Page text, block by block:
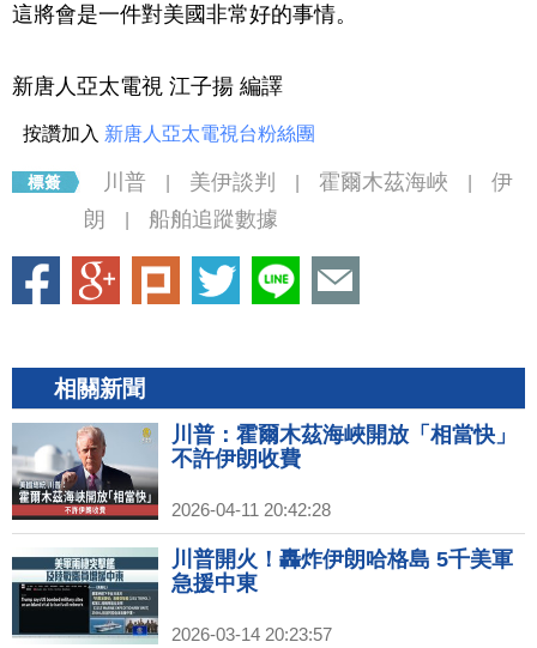
這將會是一件對美國非常好的事情。
新唐人亞太電視 江子揚 編譯
按讚加入 新唐人亞太電視台粉絲團
川普 美伊談判 霍爾木茲海峽
伊
朗
船舶追蹤數據
相關新聞
川普：霍爾木茲海峽開放「相當快」
不許伊朗收費
2026-04-11 20:42:28
川普開火！轟炸伊朗哈格島 5千美軍
急援中東
2026-03-14 20:23:57